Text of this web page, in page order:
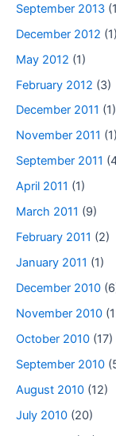
September 2013
December 2012 (1)
May 2012 (1)
February 2012 (3)
December 2011 (1)
November 2011 (1)
September 2011
April 2011 (1)
March 2011 (9)
February 2011 (2)
January 2011 (1)
December 2010
November 2010
October 2010 (17)
September 2010
August 2010 (12)
July 2010 (20)